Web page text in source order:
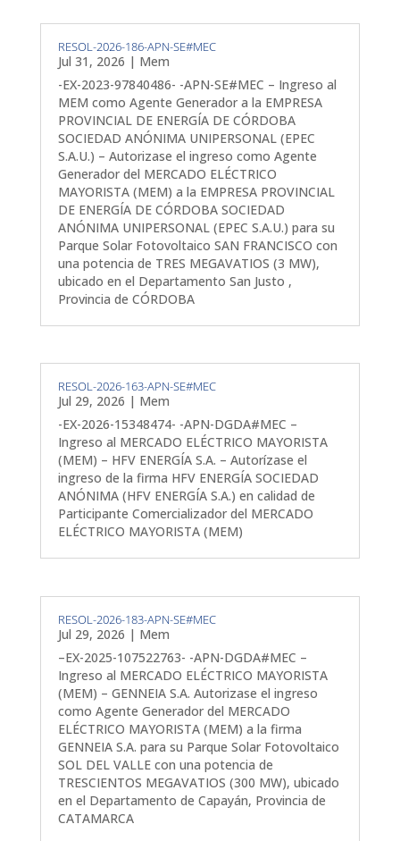
RESOL-2026-186-APN-SE#MEC
Jul 31, 2026 | Mem
-EX-2023-97840486- -APN-SE#MEC – Ingreso al
MEM como Agente Generador a la EMPRESA
PROVINCIAL DE ENERGÍA DE CÓRDOBA
SOCIEDAD ANÓNIMA UNIPERSONAL (EPEC
S.A.U.) – Autorizase el ingreso como Agente
Generador del MERCADO ELÉCTRICO
MAYORISTA (MEM) a la EMPRESA PROVINCIAL
DE ENERGÍA DE CÓRDOBA SOCIEDAD
ANÓNIMA UNIPERSONAL (EPEC S.A.U.) para su
Parque Solar Fotovoltaico SAN FRANCISCO con
una potencia de TRES MEGAVATIOS (3 MW),
ubicado en el Departamento San Justo ,
Provincia de CÓRDOBA
RESOL-2026-163-APN-SE#MEC
Jul 29, 2026 | Mem
-EX-2026-15348474- -APN-DGDA#MEC –
Ingreso al MERCADO ELÉCTRICO MAYORISTA
(MEM) – HFV ENERGÍA S.A. – Autorízase el
ingreso de la firma HFV ENERGÍA SOCIEDAD
ANÓNIMA (HFV ENERGÍA S.A.) en calidad de
Participante Comercializador del MERCADO
ELÉCTRICO MAYORISTA (MEM)
RESOL-2026-183-APN-SE#MEC
Jul 29, 2026 | Mem
–EX-2025-107522763- -APN-DGDA#MEC –
Ingreso al MERCADO ELÉCTRICO MAYORISTA
(MEM) – GENNEIA S.A. Autorizase el ingreso
como Agente Generador del MERCADO
ELÉCTRICO MAYORISTA (MEM) a la firma
GENNEIA S.A. para su Parque Solar Fotovoltaico
SOL DEL VALLE con una potencia de
TRESCIENTOS MEGAVATIOS (300 MW), ubicado
en el Departamento de Capayán, Provincia de
CATAMARCA